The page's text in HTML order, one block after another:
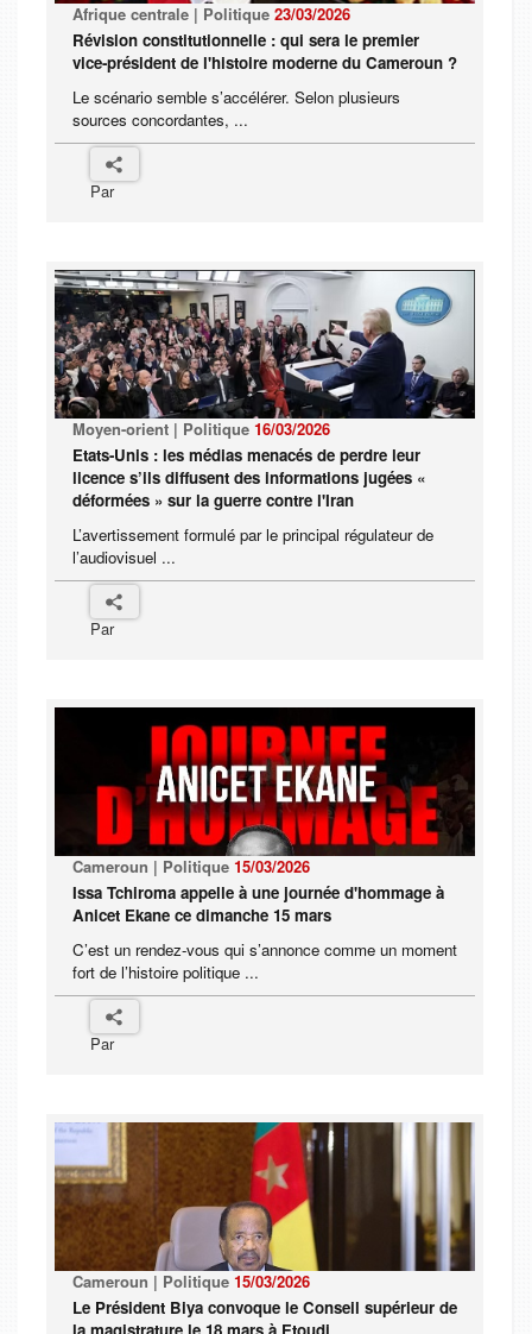
Afrique centrale | Politique 23/03/2026
Révision constitutionnelle : qui sera le premier
vice-président de l'histoire moderne du Cameroun ?
Le scénario semble s’accélérer. Selon plusieurs
sources concordantes, ...
Par
Moyen-orient | Politique 16/03/2026
Etats-Unis : les médias menacés de perdre leur
licence s’ils diffusent des informations jugées «
déformées » sur la guerre contre l'Iran
L’avertissement formulé par le principal régulateur de
l’audiovisuel ...
Par
Cameroun | Politique 15/03/2026
Issa Tchiroma appelle à une journée d'hommage à
Anicet Ekane ce dimanche 15 mars
C’est un rendez-vous qui s’annonce comme un moment
fort de l’histoire politique ...
Par
Cameroun | Politique 15/03/2026
Le Président Biya convoque le Conseil supérieur de
la magistrature le 18 mars à Etoudi